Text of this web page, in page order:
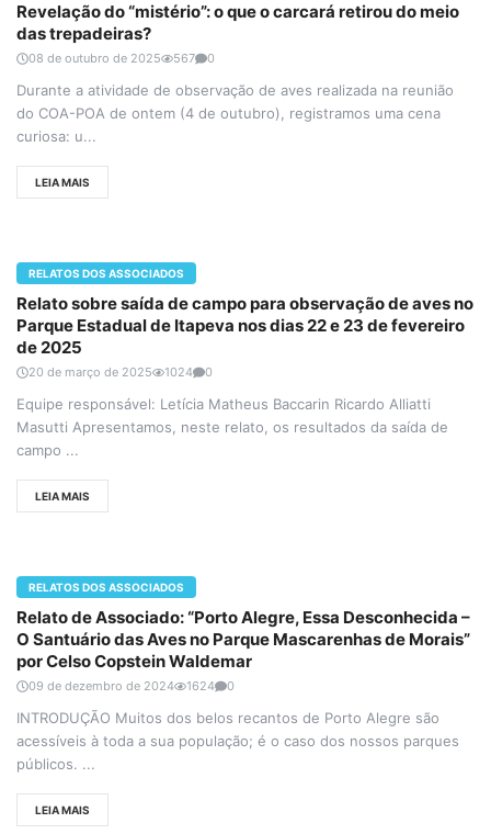
Revelação do “mistério”: o que o carcará retirou do meio
das trepadeiras?
08 de outubro de 2025 567 0
Durante a atividade de observação de aves realizada na reunião
do COA-POA de ontem (4 de outubro), registramos uma cena
curiosa: u...
LEIA MAIS
RELATOS DOS ASSOCIADOS
Relato sobre saída de campo para observação de aves no
Parque Estadual de Itapeva nos dias 22 e 23 de fevereiro
de 2025
20 de março de 2025 1024 0
Equipe responsável: Letícia Matheus Baccarin Ricardo Alliatti
Masutti Apresentamos, neste relato, os resultados da saída de
campo ...
LEIA MAIS
RELATOS DOS ASSOCIADOS
Relato de Associado: “Porto Alegre, Essa Desconhecida –
O Santuário das Aves no Parque Mascarenhas de Morais”
por Celso Copstein Waldemar
09 de dezembro de 2024 1624 0
INTRODUÇÃO Muitos dos belos recantos de Porto Alegre são
acessíveis à toda a sua população; é o caso dos nossos parques
públicos. ...
LEIA MAIS